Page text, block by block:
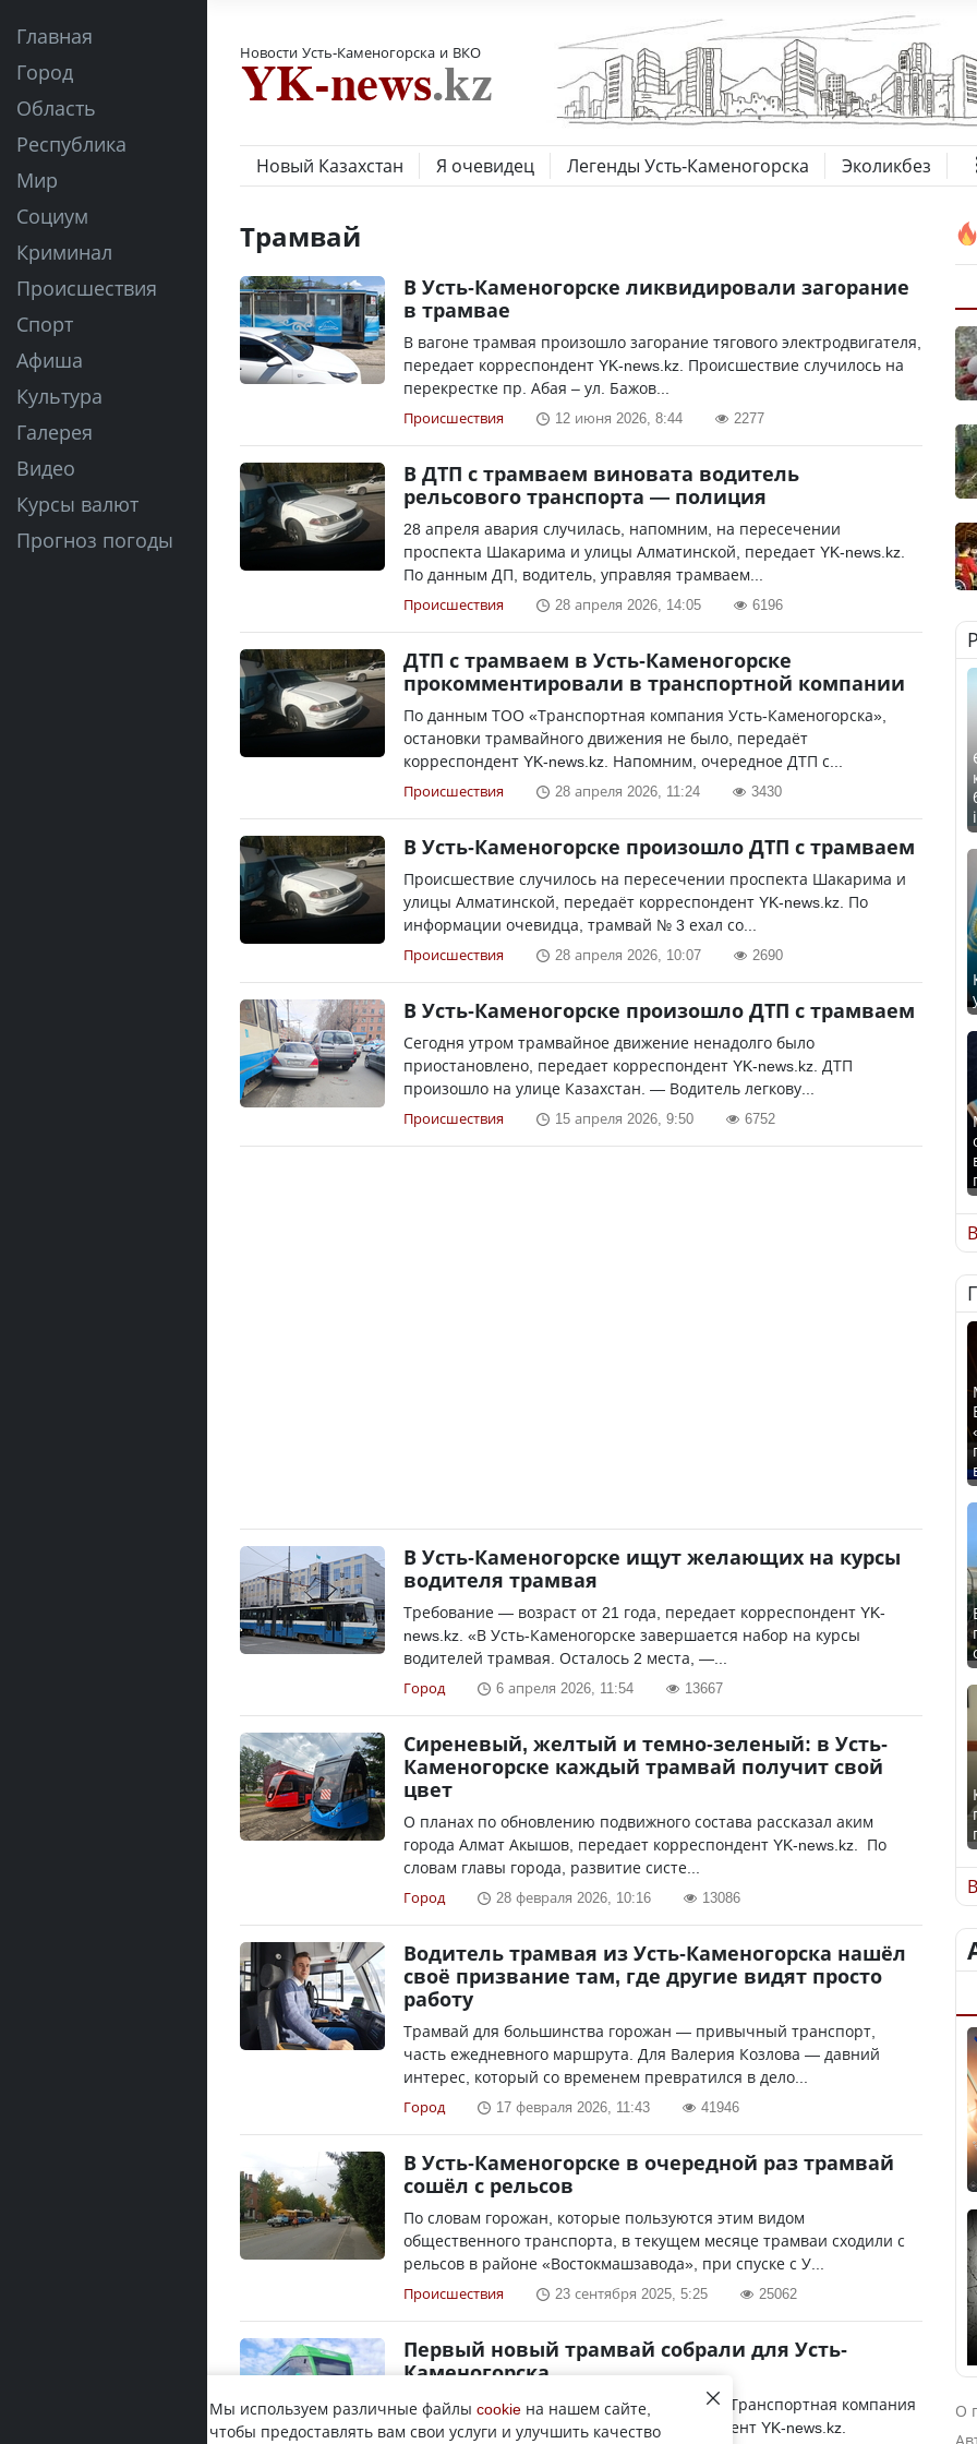
Главная
Город
Область
Республика
Мир
Социум
Криминал
Происшествия
Спорт
Афиша
Культура
Галерея
Видео
Курсы валют
Прогноз погоды
Новости Усть-Каменогорска и ВКО
Новый Казахстан Я очевидец Легенды Усть-Каменогорска Эколикбез
Трамвай
В Усть-Каменогорске ликвидировали загорание
в трамвае
В вагоне трамвая произошло загорание тягового электродвигателя,
передает корреспондент YK-news.kz. Происшествие случилось на
перекрестке пр. Абая – ул. Бажов...
Происшествия 12 июня 2026, 8:44 2277
В ДТП с трамваем виновата водитель
рельсового транспорта — полиция
28 апреля авария случилась, напомним, на пересечении
проспекта Шакарима и улицы Алматинской, передает YK-news.kz.
По данным ДП, водитель, управляя трамваем...
Происшествия 28 апреля 2026, 14:05 6196
ДТП с трамваем в Усть-Каменогорске
прокомментировали в транспортной компании
По данным ТОО «Транспортная компания Усть-Каменогорска»,
остановки трамвайного движения не было, передаёт
корреспондент YK-news.kz. Напомним, очередное ДТП с...
Происшествия 28 апреля 2026, 11:24 3430
В Усть-Каменогорске произошло ДТП с трамваем
Происшествие случилось на пересечении проспекта Шакарима и
улицы Алматинской, передаёт корреспондент YK-news.kz. По
информации очевидца, трамвай № 3 ехал со...
Происшествия 28 апреля 2026, 10:07 2690
В Усть-Каменогорске произошло ДТП с трамваем
Сегодня утром трамвайное движение ненадолго было
приостановлено, передает корреспондент YK-news.kz. ДТП
произошло на улице Казахстан. — Водитель легкову...
Происшествия 15 апреля 2026, 9:50 6752
В Усть-Каменогорске ищут желающих на курсы
водителя трамвая
Требование — возраст от 21 года, передает корреспондент YK-
news.kz. «В Усть-Каменогорске завершается набор на курсы
водителей трамвая. Осталось 2 места, —...
Город 6 апреля 2026, 11:54 13667
Сиреневый, желтый и темно-зеленый: в Усть-
Каменогорске каждый трамвай получит свой
цвет
О планах по обновлению подвижного состава рассказал аким
города Алмат Акышов, передает корреспондент YK-news.kz. По
словам главы города, развитие систе...
Город 28 февраля 2026, 10:16 13086
Водитель трамвая из Усть-Каменогорска нашёл
своё призвание там, где другие видят просто
работу
Трамвай для большинства горожан — привычный транспорт,
часть ежедневного маршрута. Для Валерия Козлова — давний
интерес, который со временем превратился в дело...
Город 17 февраля 2026, 11:43 41946
В Усть-Каменогорске в очередной раз трамвай
сошёл с рельсов
По словам горожан, которые пользуются этим видом
общественного транспорта, в текущем месяце трамваи сходили с
рельсов в районе «Востокмашзавода», при спуске с У...
Происшествия 23 сентября 2025, 5:25 25062
Первый новый трамвай собрали для Усть-
Каменогорска
Фотографией трамвая поделились в ТОО «Транспортная компания
Усть-Каменогорска», передает корреспондент YK-news.kz.
О
Мы используем различные файлы cookie на нашем сайте,
чтобы предоставлять вам свои услуги и улучшить качество